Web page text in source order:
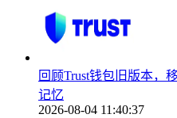
回顾Trust钱包旧版本，
记忆
2026-08-04 11:40:37